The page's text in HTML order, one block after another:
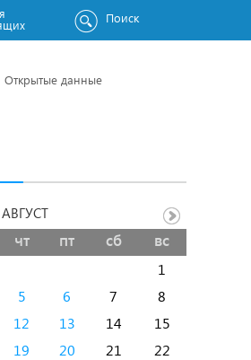
Поиск
Открытые данные
чт пт сб вс
1
5 6 7
8
12 13 14
15
19 20 21
22
АВГУСТ